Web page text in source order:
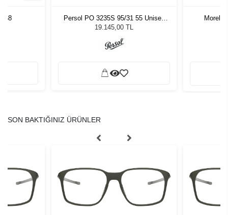
48
Persol PO 3235S 95/31 55 Unisex
Güneş Gözlüğü
19.145,00 TL
Morel
SON BAKTIĞINIZ ÜRÜNLER